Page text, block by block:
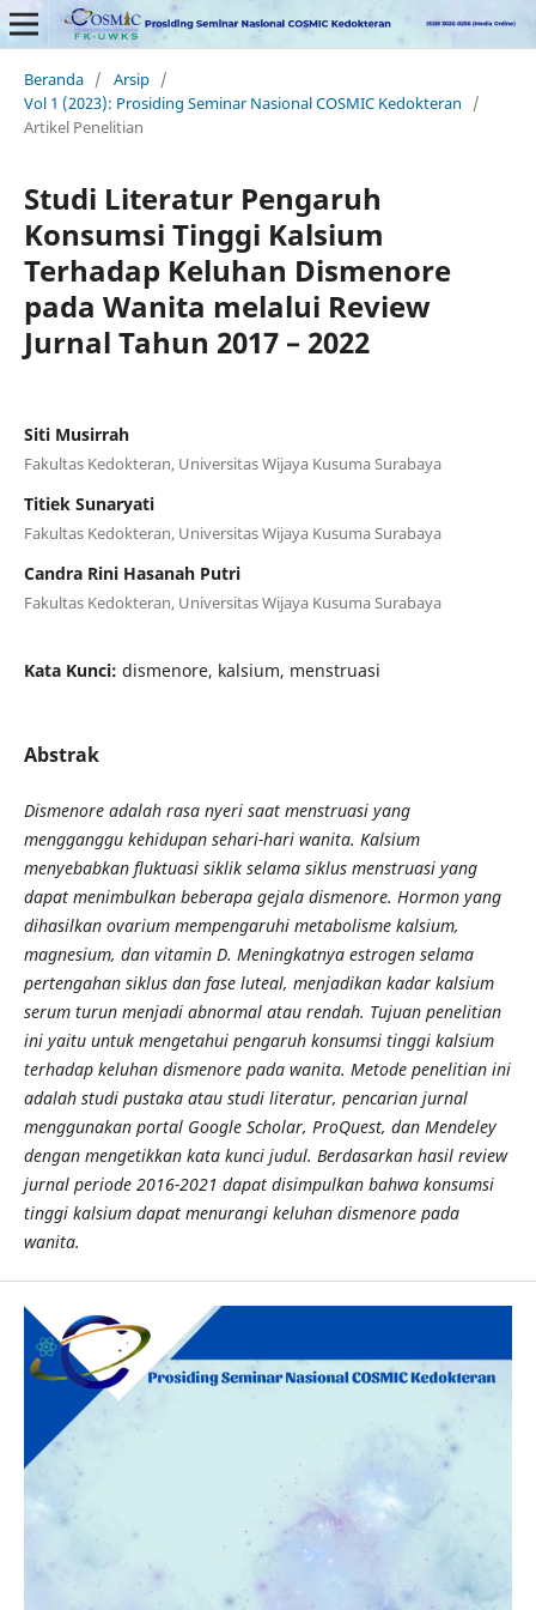
Beranda / Arsip /
Vol 1 (2023): Prosiding Seminar Nasional COSMIC Kedokteran
/
Artikel Penelitian
Studi Literatur Pengaruh
Konsumsi Tinggi Kalsium
Terhadap Keluhan Dismenore
pada Wanita melalui Review
Jurnal Tahun 2017 – 2022
Siti Musirrah
Fakultas Kedokteran, Universitas Wijaya Kusuma Surabaya
Titiek Sunaryati
Fakultas Kedokteran, Universitas Wijaya Kusuma Surabaya
Candra Rini Hasanah Putri
Fakultas Kedokteran, Universitas Wijaya Kusuma Surabaya
Kata Kunci: dismenore, kalsium, menstruasi
Abstrak
Dismenore adalah rasa nyeri saat menstruasi yang
mengganggu kehidupan sehari-hari wanita. Kalsium
menyebabkan fluktuasi siklik selama siklus menstruasi yang
dapat menimbulkan beberapa gejala dismenore. Hormon yang
dihasilkan ovarium mempengaruhi metabolisme kalsium,
magnesium, dan vitamin D. Meningkatnya estrogen selama
pertengahan siklus dan fase luteal, menjadikan kadar kalsium
serum turun menjadi abnormal atau rendah. Tujuan penelitian
ini yaitu untuk mengetahui pengaruh konsumsi tinggi kalsium
terhadap keluhan dismenore pada wanita. Metode penelitian ini
adalah studi pustaka atau studi literatur, pencarian jurnal
menggunakan portal Google Scholar, ProQuest, dan Mendeley
dengan mengetikkan kata kunci judul. Berdasarkan hasil review
jurnal periode 2016-2021 dapat disimpulkan bahwa konsumsi
tinggi kalsium dapat menurangi keluhan dismenore pada
wanita.